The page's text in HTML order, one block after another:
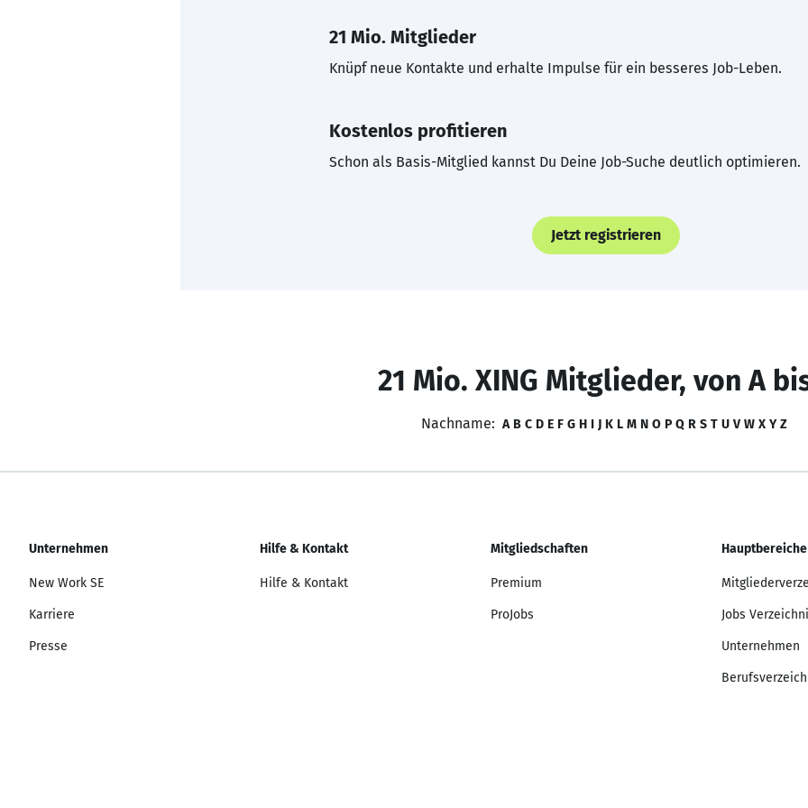
21 Mio. Mitglieder
Knüpf neue Kontakte und erhalte Impulse für ein besseres Job-Leben.
Kostenlos profitieren
Schon als Basis-Mitglied kannst Du Deine Job-Suche deutlich optimieren.
Jetzt registrieren
21 Mio. XING Mitglieder, von A
Nachname: A B C D E F G H I J K L M N O P Q R S T U V W X Y Z
Unternehmen
New Work SE
Karriere
Presse
Hilfe & Kontakt
Hilfe & Kontakt
Mitgliedschaften
Premium
ProJobs
Hauptbereiche
Jobs
Unternehmen